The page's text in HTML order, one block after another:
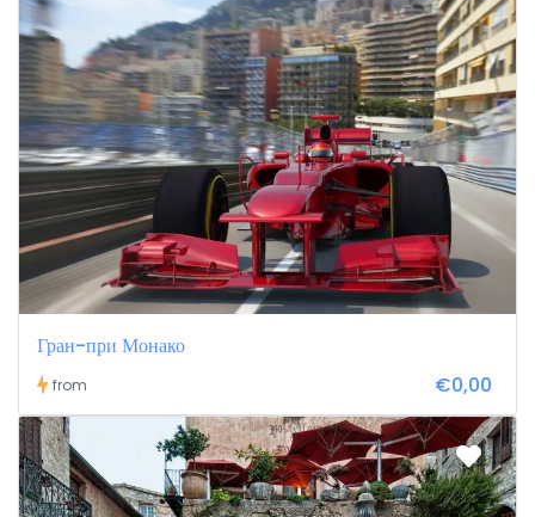
Гран-при Монако
from €0,00